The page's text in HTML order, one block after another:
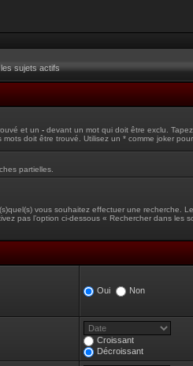
les sujets actifs
et un - devant un mot qui doit être exclu.
doit être trouvé. Utilisez un * comme joker
partielles.
vous souhaitez effectuer une recherche.
pas l’option ci-dessous « Rechercher dans les
Oui Non
Croissant
Décroissant